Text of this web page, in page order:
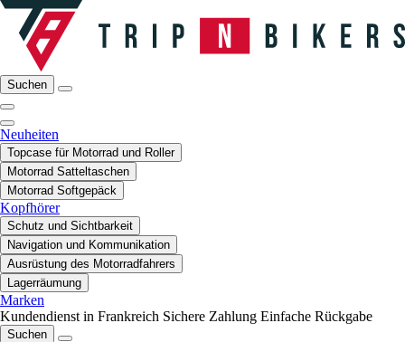
Suchen
Neuheiten
Topcase für Motorrad und Roller
Motorrad Satteltaschen
Motorrad Softgepäck
Kopfhörer
Schutz und Sichtbarkeit
Navigation und Kommunikation
Ausrüstung des Motorradfahrers
Lagerräumung
Marken
Kundendienst in Frankreich Sichere Zahlung Einfache Rückgabe
Suchen